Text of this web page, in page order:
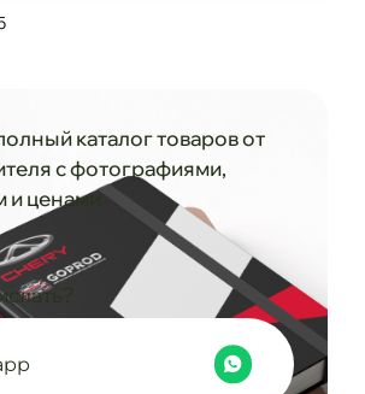
каталог товаров от
с фотографиями,
и ценами